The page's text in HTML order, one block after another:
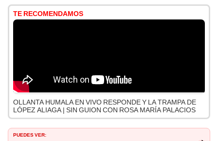
TE RECOMENDAMOS
OLLANTA HUMALA EN VIVO RESPONDE Y LA TRAMPA DE
LÓPEZ ALIAGA | SIN GUION CON ROSA MARÍA PALACIOS
PUEDES VER: